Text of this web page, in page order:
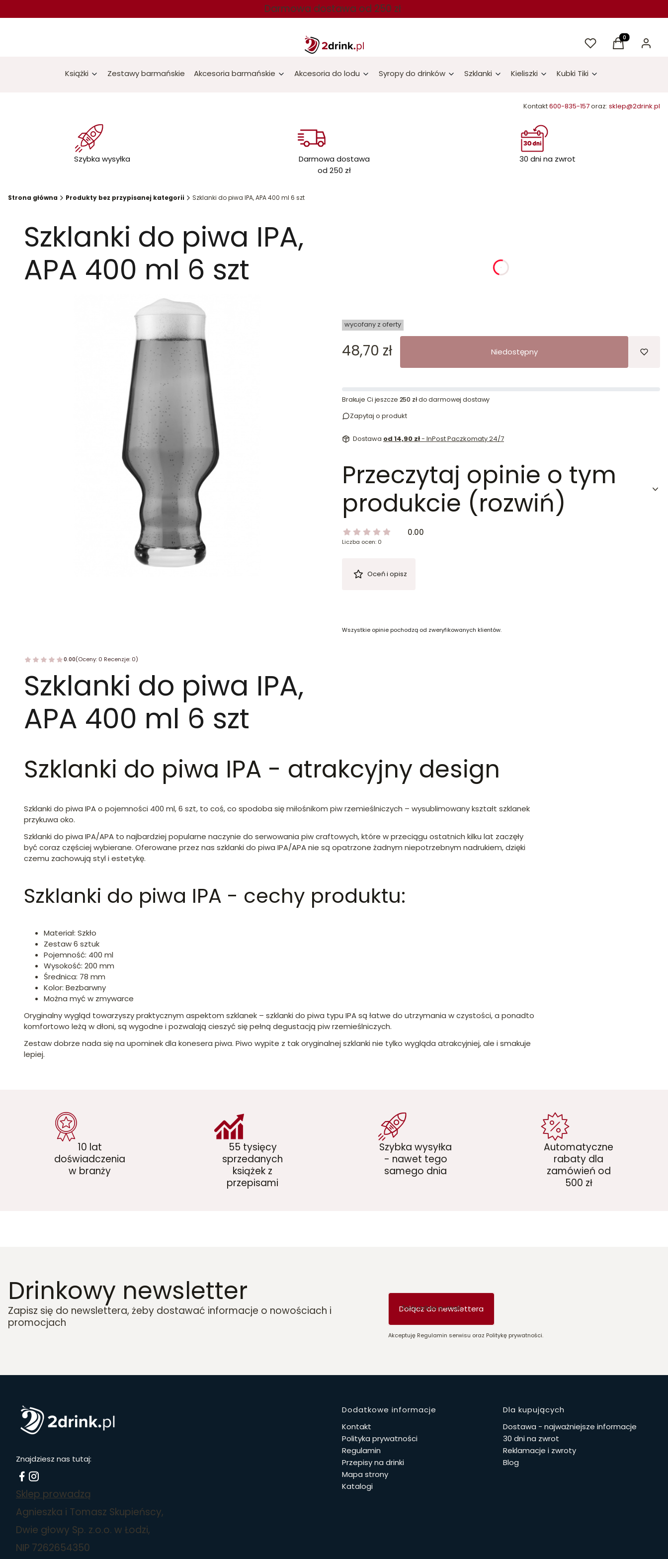
Darmowa dostawa od 250 zł
UlubioneProdukty w
Koszyk Zaloguj
Książki Zestawy barmańskie Akcesoria barmańskie Akcesoria do lodu Syropy do drinków Szklanki Kieliszki Kubki Tiki
Kontakt600-835-157oraz: sklep@2drink.pl
Szybka wysyłka
Darmowa dostawa
od 250 zł
30 dni na zwrot
Strona główna Produkty bez przypisanej kategorii Szklanki do piwa IPA, APA 400 ml 6 szt
Szklanki do piwa IPA,
APA 400 ml 6 szt
0.00(Oceny: 0 Recenzje: 0)
Szklanki do piwa IPA,
APA 400 ml 6 szt
godziny
wycofany z oferty
Cena
48,70 zł Niedostępny
Brakuje Ci jeszcze 250 złdo darmowej dostawy
Zapytaj o produkt
Dostawa od 14,90 zł- InPost Paczkomaty 24/7
Przeczytaj opinie o tym
produkcie (rozwiń)
0.00
Liczba ocen: 0
Oceń i opisz
Wszystkie opinie pochodzą od zweryfikowanych klientów.
Szklanki do piwa IPA - atrakcyjny design
Szklanki do piwa IPA o pojemności 400 ml, 6 szt, to coś, co spodoba się miłośnikom piw rzemieślniczych – wysublimowany kształt szklanek
przykuwa oko.
Szklanki do piwa IPA/APA to najbardziej popularne naczynie do serwowania piw craftowych, które w przeciągu ostatnich kilku lat zaczęły
być coraz częściej wybierane. Oferowane przez nas szklanki do piwa IPA/APA nie są opatrzone żadnym niepotrzebnym nadrukiem, dzięki
czemu zachowują styl i estetykę.
Szklanki do piwa IPA - cechy produktu:
Materiał: Szkło
Zestaw 6 sztuk
Pojemność: 400 ml
Wysokość: 200 mm
Średnica: 78 mm
Kolor: Bezbarwny
Można myć w zmywarce
Oryginalny wygląd towarzyszy praktycznym aspektom szklanek – szklanki do piwa typu IPA są łatwe do utrzymania w czystości, a ponadto
komfortowo leżą w dłoni, są wygodne i pozwalają cieszyć się pełną degustacją piw rzemieślniczych.
Zestaw dobrze nada się na upominek dla konesera piwa. Piwo wypite z tak oryginalnej szklanki nie tylko wygląda atrakcyjniej, ale i smakuje
lepiej.
10 lat
doświadczenia
w branży
55 tysięcy
sprzedanych
książek z
przepisami
Szybka wysyłka
- nawet tego
samego dnia
Automatyczne
rabaty dla
zamówień od
500 zł
Drinkowy newsletter
Zapisz się do newslettera, żeby dostawać informacje o nowościach i
promocjach
Twój adres e-mail
Dołącz do newslettera
Akceptuję Regulamin serwisu oraz Politykę prywatności.
Znajdziesz nas tutaj:
Sklep prowadzą
Agnieszka i Tomasz Skupieńscy,
Dwie głowy Sp. z.o.o. w Łodzi,
NIP 7262654350
Linki w stopce
Dodatkowe informacje
Kontakt
Polityka prywatności
Regulamin
Przepisy na drinki
Mapa strony
Katalogi
Dla kupujących
Dostawa - najważniejsze informacje
30 dni na zwrot
Reklamacje i zwroty
Blog